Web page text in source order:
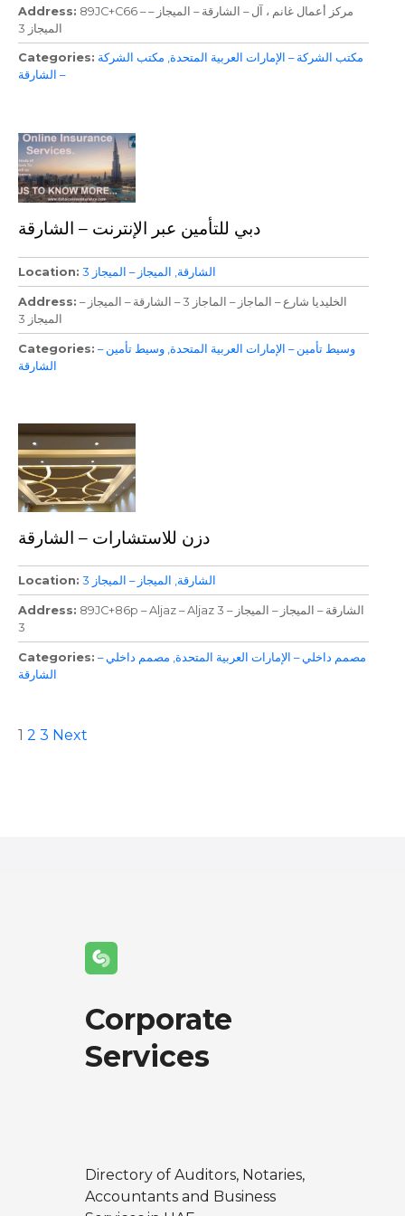
Address 89JC+C66 – مركز أعمال غانم ، آل – الشارقة – الميجاز –
الميجاز 3
Categories مكتب الشركة – الإمارات العربية المتحدة مكتب الشركة
– الشارقة
دبي للتأمين عبر الإنترنت – الشارقة
Location الشارقة الميجاز – الميجاز 3
Address الخليديا شارع – الماجاز – الماجاز 3 – الشارقة – الميجاز –
الميجاز 3
Categories وسيط تأمين – الإمارات العربية المتحدة وسيط تأمين –
الشارقة
دزن للاستشارات – الشارقة
Location الشارقة الميجاز – الميجاز 3
Address 89JC+86p – Aljaz – Aljaz 3 – الشارقة – الميجاز – الميجاز
3
Categories مصمم داخلي – الإمارات العربية المتحدة مصمم داخلي –
الشارقة
P
1 2 3 Next
Corporate
Services
Directory of Auditors, Notaries,
Accountants and Business